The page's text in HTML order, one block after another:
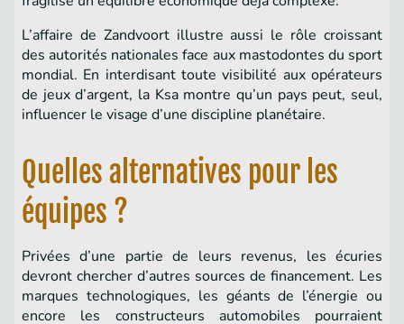
L’affaire de Zandvoort illustre aussi le rôle croissant
des autorités nationales face aux mastodontes du sport
mondial. En interdisant toute visibilité aux opérateurs
de jeux d’argent, la Ksa montre qu’un pays peut, seul,
influencer le visage d’une discipline planétaire.
Quelles alternatives pour les
équipes ?
Privées d’une partie de leurs revenus, les écuries
devront chercher d’autres sources de financement. Les
marques technologiques, les géants de l’énergie ou
encore les constructeurs automobiles pourraient